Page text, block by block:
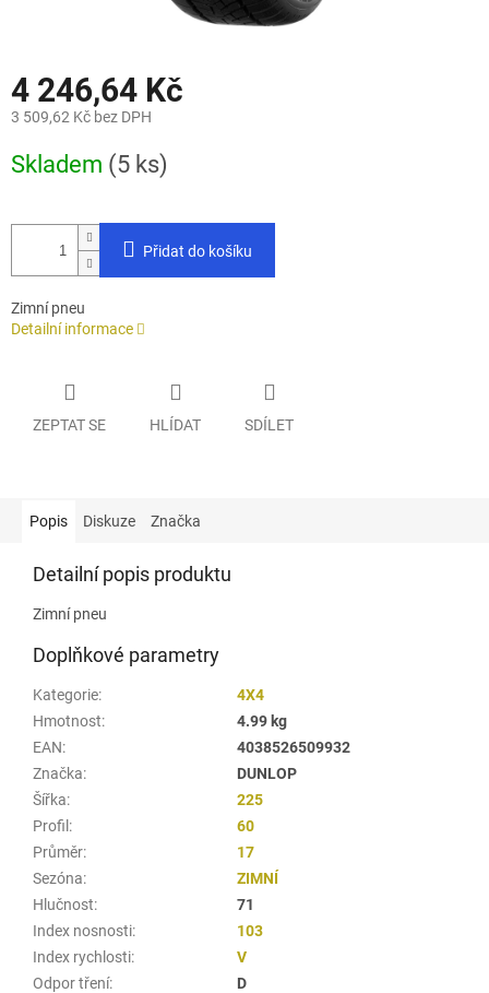
4 246,64 Kč
3 509,62 Kč bez DPH
cena:
Skladem (5 ks)
Přidat do košíku
Zimní pneu
Detailní informace
ZEPTAT SE HLÍDAT SDÍLET
Popis Diskuze Značka
Detailní popis produktu
Zimní pneu
Doplňkové parametry
Kategorie:
4X4
Hmotnost:
4.99 kg
EAN:
4038526509932
Značka:
DUNLOP
Šířka:
225
Profil :
60
Průměr:
17
Sezóna:
ZIMNÍ
Hlučnost:
71
Index nosnosti:
103
Index rychlosti:
V
Odpor tření:
D